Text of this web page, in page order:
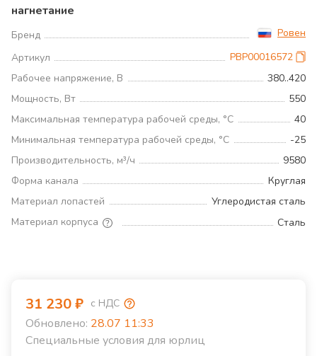
нагнетание
Бренд
Ровен
Артикул
РВР00016572
Рабочее напряжение, В
380..420
Мощность, Вт
550
Максимальная температура рабочей среды, °С
40
Минимальная температура рабочей среды, °С
-25
Производительность, м³/ч
9580
Форма канала
Круглая
Материал лопастей
Углеродистая сталь
Материал корпуса
Сталь
31 230₽ с НДС
Обновлено: 28.07 11:33
Специальные условия для юрлиц